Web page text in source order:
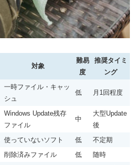
対象
難易
度
推奨タイミ
ング
一時ファイル・キャッ
シュ
低 月1回程度
Windows Update残存
ファイル
中
大型Update
後
使っていないソフト 低
不定期
削除済みファイル 低 随時